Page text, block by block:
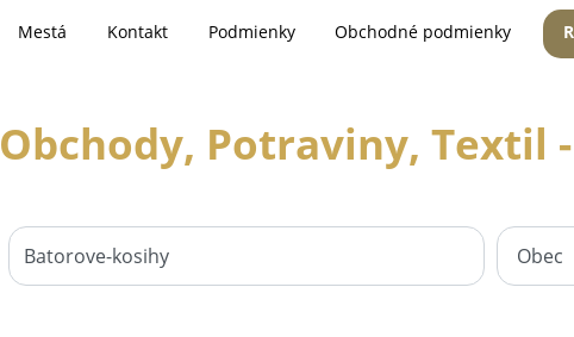
Mestá Kontakt Podmienky Obchodné podmienky
Obchody, Potraviny, Textil